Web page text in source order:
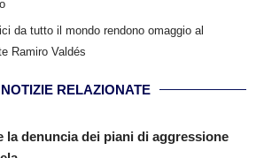
da tutto il mondo rendono omaggio al
Ramiro Valdés
NOTIZIE RELAZIONATE
la denuncia dei piani di aggressione